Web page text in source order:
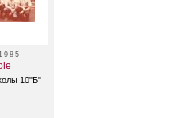
10"Б"